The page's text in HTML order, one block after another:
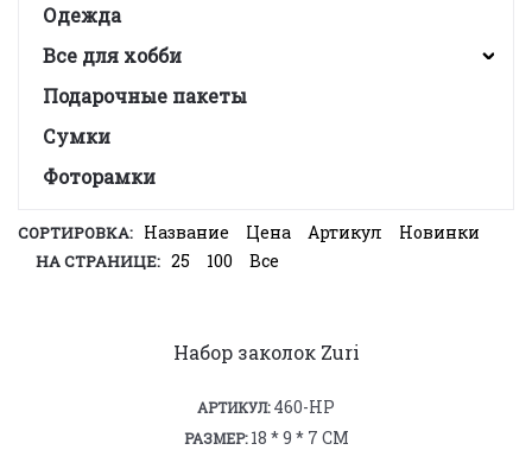
Одежда
Все для хобби
Подарочные пакеты
Сумки
Фоторамки
СОРТИРОВКА: Название Цена Артикул Новинки
НА СТРАНИЦЕ: 25 100 Все
Набор заколок Zuri
АРТИКУЛ:460-HP
РАЗМЕР:18 * 9 * 7 СМ